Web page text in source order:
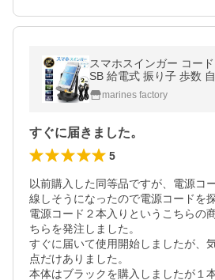
スマホスインガー コー
SB 給電式 振り子 歩数
ンター 歩数カウンター
エウォーク スマホ スイン
marines factory
すぐに届きました。
5
以前購入した同等品ですが、電源コ
線しそうになったので電源コードを
電源コード２本入りというこちらの
ちらを発注しました。
すぐに届いて使用開始しましたが、
点だけありました。
本体はブラックを購入しましたが１